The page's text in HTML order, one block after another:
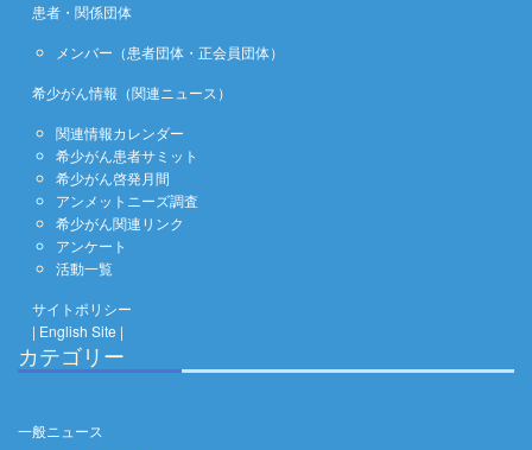
患者・関係団体
メンバー（患者団体・正会員団体）
希少がん情報（関連ニュース）
関連情報カレンダー
希少がん患者サミット
希少がん啓発月間
アンメットニーズ調査
希少がん関連リンク
アンケート
活動一覧
サイトポリシー
| English Site |
カテゴリー
一般ニュース